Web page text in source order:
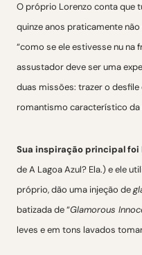
O próprio Lorenzo conta que
quinze anos praticamente
“como se ele estivesse nu na
assustador deve ser uma
duas missões: trazer o
romantismo característico da
Sua inspiração principal foi
de A Lagoa Azul? Ela.) e ele
próprio, dão uma injeção de
batizada de “Glamorous
leves e em tons lavados